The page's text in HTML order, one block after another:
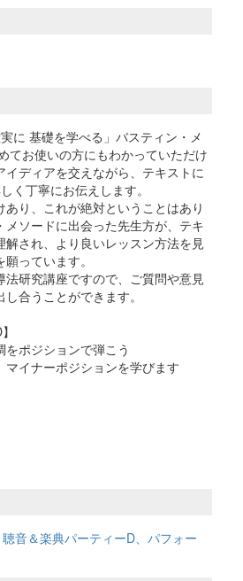
に 基礎を学べる」バスティン・メ
てお使いの方にもわかっていただけ
イディアを交えながら、テキストに
く丁寧にお伝えします。
り、これが絶対ということはあり
メソードに出会った先生方が、テキ
解され、より良いレッスン方法を見
っています。
法研究講座ですので、ご質問や意見
合うことができます。
ポジションで弾こう
マイナーポジションを学びます
音＆楽典パーティーD、パフォー